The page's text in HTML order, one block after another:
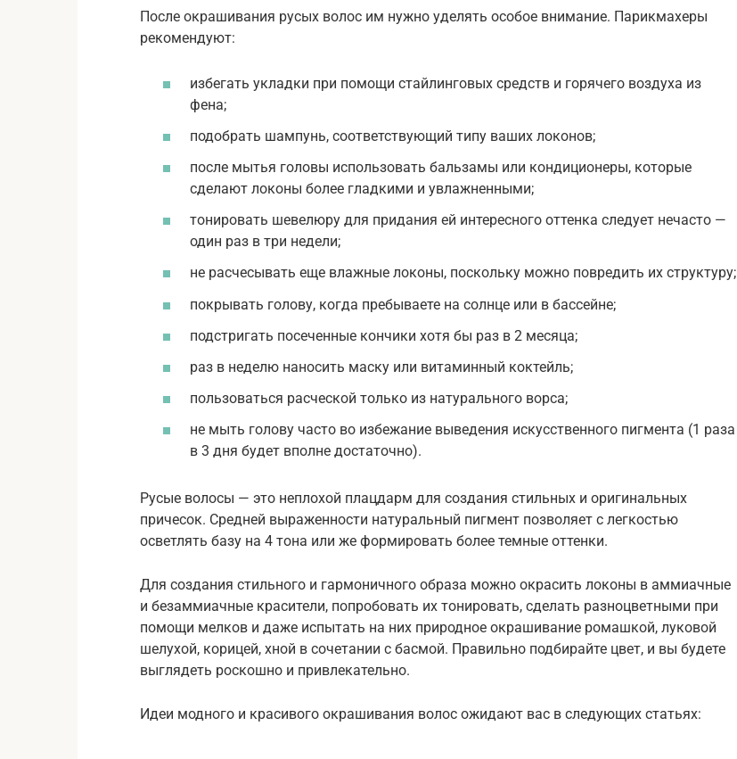
После окрашивания русых волос им нужно уделять особое внимание. Парикмахеры
рекомендуют:
избегать укладки при помощи стайлинговых средств и горячего воздуха из
фена;
подобрать шампунь, соответствующий типу ваших локонов;
после мытья головы использовать бальзамы или кондиционеры, которые
сделают локоны более гладкими и увлажненными;
тонировать шевелюру для придания ей интересного оттенка следует нечасто —
один раз в три недели;
не расчесывать еще влажные локоны, поскольку можно повредить их структуру;
покрывать голову, когда пребываете на солнце или в бассейне;
подстригать посеченные кончики хотя бы раз в 2 месяца;
раз в неделю наносить маску или витаминный коктейль;
пользоваться расческой только из натурального ворса;
не мыть голову часто во избежание выведения искусственного пигмента (1 раза
в 3 дня будет вполне достаточно).
Русые волосы — это неплохой плацдарм для создания стильных и оригинальных
причесок. Средней выраженности натуральный пигмент позволяет с легкостью
осветлять базу на 4 тона или же формировать более темные оттенки.
Для создания стильного и гармоничного образа можно окрасить локоны в аммиачные
и безаммиачные красители, попробовать их тонировать, сделать разноцветными при
помощи мелков и даже испытать на них природное окрашивание ромашкой, луковой
шелухой, корицей, хной в сочетании с басмой. Правильно подбирайте цвет, и вы будете
выглядеть роскошно и привлекательно.
Идеи модного и красивого окрашивания волос ожидают вас в следующих статьях: